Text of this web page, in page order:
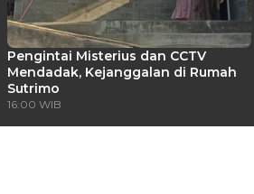
Pengintai Misterius dan CCTV
Mendadak, Kejanggalan di Rumah
Sutrimo
16:00 WIB